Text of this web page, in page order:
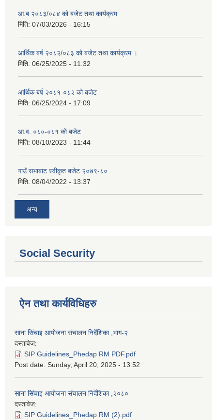
आ.ब २०८३/०८४ को बजेट तथा कार्यक्रम
मिति: 07/03/2026 - 16:15
आर्थिक बर्ष २०८२/०८३ को बजेट तथा कार्यक्रम ।
मिति: 06/25/2025 - 11:32
आर्थिक बर्ष २०८१-०८२ को बजेट
मिति: 06/25/2024 - 17:09
आ.व. ०८०-०८१ को बजेट
मिति: 08/10/2023 - 11:44
गाउँ सभाबाट स्वीकृत बजेट २०७९-८०
मिति: 08/04/2022 - 13:37
अन्य
Social Security
ऐन तथा कार्यविधिहरु
साना सिंचाइ आयोजना संचालन निर्देशिका ,भाग-२
दस्तावेज:
SIP Guidelines_Phedap RM PDF.pdf
Post date: Sunday, April 20, 2025 - 13:52
साना सिंचाइ आयोजना संचालन निर्देशिका ,२०८०
दस्तावेज:
SIP Guidelines_Phedap RM (2).pdf